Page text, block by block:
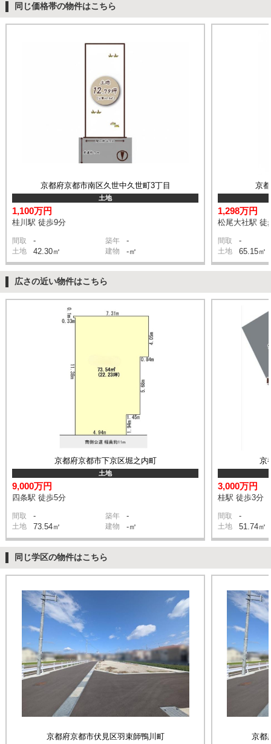
同じ価格帯の物件はこちら
京都府京都市南区久世中久世町3丁目
土地
1,100万円
桂川駅 徒歩9分
間取 - 築年 -
土地 42.30㎡ 建物 -㎡
京
1,298万円
松尾大社駅 徒
間取 -
土地 65.15㎡
広さの近い物件はこちら
京都府京都市下京区堀之内町
土地
9,000万円
四条駅 徒歩5分
間取 - 築年 -
土地 73.54㎡ 建物 -㎡
京
3,000万円
桂駅 徒歩3分
間取 -
土地 51.74㎡
同じ学区の物件はこちら
京都府京都市伏見区羽束師鴨川町 京都